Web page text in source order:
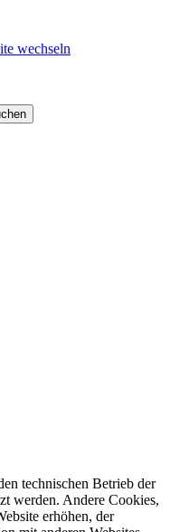
technischen Betrieb der
werden. Andere Cookies,
erhöhen, der